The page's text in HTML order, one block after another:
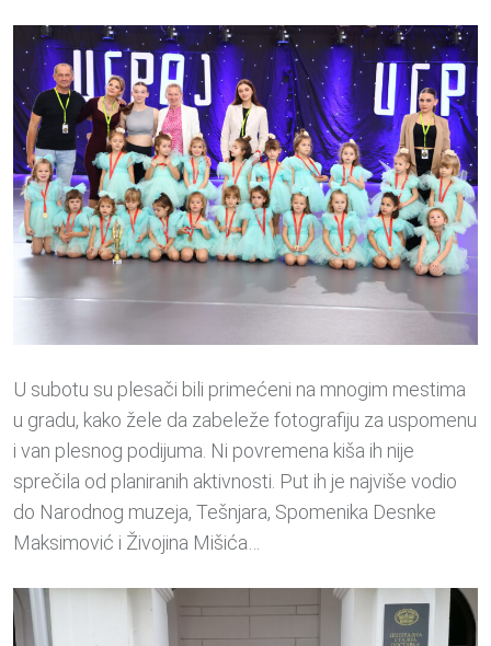
U subotu su plesači bili primećeni na mnogim mestima
u gradu, kako žele da zabeleže fotografiju za uspomenu
i van plesnog podijuma. Ni povremena kiša ih nije
sprečila od planiranih aktivnosti. Put ih je najviše vodio
do Narodnog muzeja, Tešnjara, Spomenika Desnke
Maksimović i Živojina Mišića…